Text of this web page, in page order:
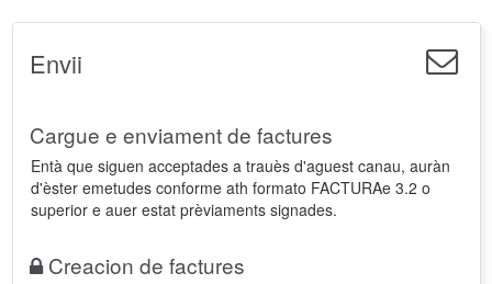
Envii
Cargue e enviament de factures
Entà que siguen acceptades a trauès d'aguest canau, auràn
d'èster emetudes conforme ath formato FACTURAe 3.2 o
superior e auer estat prèviaments signades.
Creacion de factures